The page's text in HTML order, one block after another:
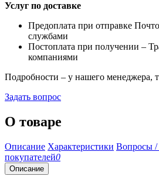
Услуг по доставке
Предоплата при отправке
службами
Постоплата при получении –
компаниями
Подробности – у нашего менеджера,
Задать вопрос
О товаре
Описание Характеристики Вопросы /
покупателей0
Описание